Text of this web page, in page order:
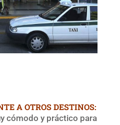
A OTROS DESTINOS:
cómodo y práctico para